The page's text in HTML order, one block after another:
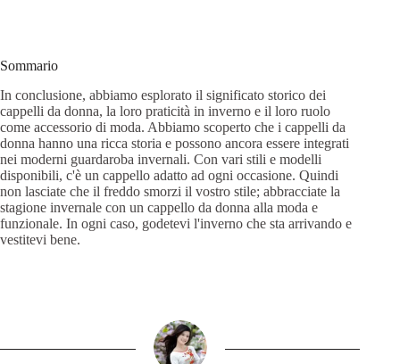
Sommario
In conclusione, abbiamo esplorato il significato storico dei
cappelli da donna, la loro praticità in inverno e il loro ruolo
come accessorio di moda. Abbiamo scoperto che i cappelli da
donna hanno una ricca storia e possono ancora essere integrati
nei moderni guardaroba invernali. Con vari stili e modelli
disponibili, c'è un cappello adatto ad ogni occasione. Quindi
non lasciate che il freddo smorzi il vostro stile; abbracciate la
stagione invernale con un cappello da donna alla moda e
funzionale. In ogni caso, godetevi l'inverno che sta arrivando e
vestitevi bene.